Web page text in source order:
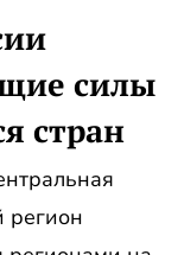
силы
стран
регион